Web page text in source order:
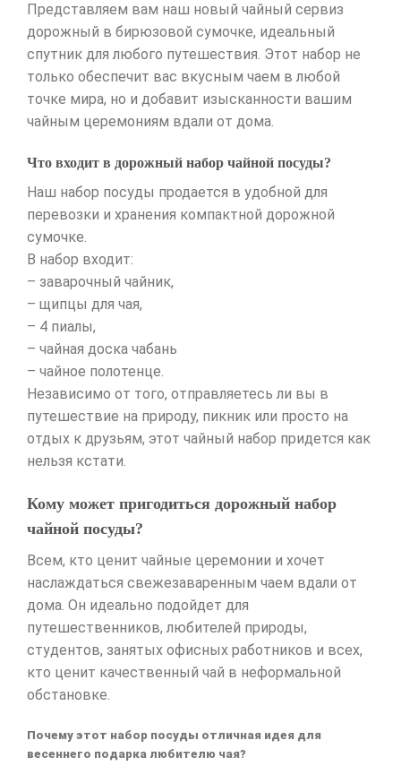
Представляем вам наш новый чайный сервиз
дорожный в бирюзовой сумочке, идеальный
спутник для любого путешествия. Этот набор не
только обеспечит вас вкусным чаем в любой
точке мира, но и добавит изысканности вашим
чайным церемониям вдали от дома.
Что входит в дорожный набор чайной посуды?
Наш набор посуды продается в удобной для
перевозки и хранения компактной дорожной
сумочке.
В набор входит:
– заварочный чайник,
– щипцы для чая,
– 4 пиалы,
– чайная доска чабань
– чайное полотенце.
Независимо от того, отправляетесь ли вы в
путешествие на природу, пикник или просто на
отдых к друзьям, этот чайный набор придется как
нельзя кстати.
Кому может пригодиться дорожный набор
чайной посуды?
Всем, кто ценит чайные церемонии и хочет
наслаждаться свежезаваренным чаем вдали от
дома. Он идеально подойдет для
путешественников, любителей природы,
студентов, занятых офисных работников и всех,
кто ценит качественный чай в неформальной
обстановке.
Почему этот набор посуды отличная идея для
весеннего подарка любителю чая?